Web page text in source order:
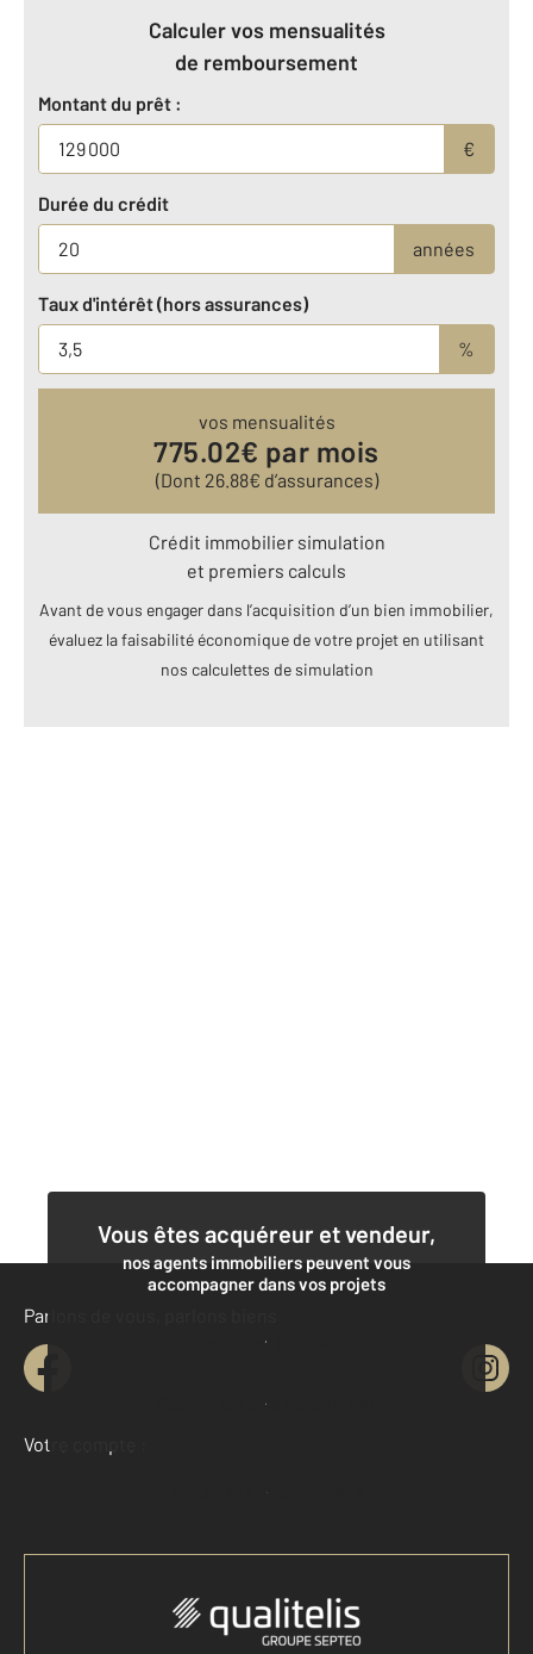
Calculer vos mensualités
de remboursement
Montant du prêt :
€
Durée du crédit
années
Taux d'intérêt (hors assurances)
%
vos mensualités
775.02€ par mois
(Dont 26.88€ d’assurances)
Crédit immobilier simulation
et premiers calculs
Avant de vous engager dans l’acquisition d’un bien immobilier,
évaluez la faisabilité économique de votre projet en utilisant
nos calculettes de simulation
Vous êtes acquéreur et vendeur,
nos agents immobiliers peuvent vous
accompagner dans vos projets
Contacter l'agence
Demander une estimation
Parlons de vous, parlons biens
Votre compte :
Accéder à mon compte